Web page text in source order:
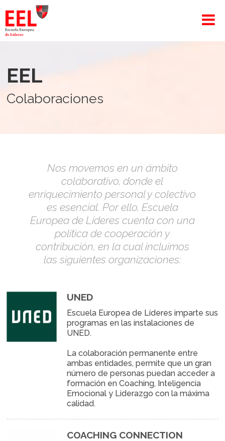
EEL
Colaboraciones
Nos movemos en un ámbito
colaborativo, donde el
enriquecimiento personal y colectivo
es esencial. Por ello, Escuela
Europea de Líderes cuenta con una
política de cooperación y
contribución, en la cual incluimos
las siguientes organizaciones:
UNED
Escuela Europea de Líderes imparte sus
programas en las instalaciones de
UNED.
La colaboración permanente entre
ambas entidades, permite que un gran
número de personas puedan acceder a
formación en Coaching, Inteligencia
Emocional y Liderazgo con la máxima
calidad.
COACHING CONNECTION